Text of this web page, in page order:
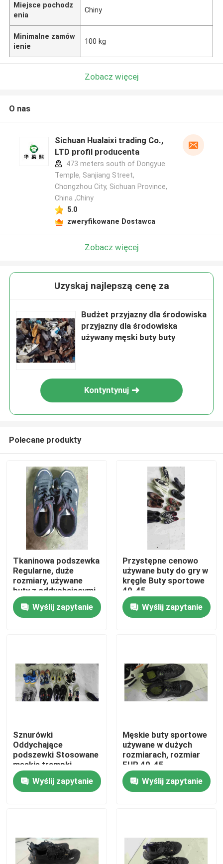
Dom
Produkty
O nas
Wycieczka po fabryce
Kontrola jakości
Skontaktuj się z nami
Podstawowa odzież dziecięca
Miejsce pochodz
enia
Chiny
Minimalne zamów
ienie
100 kg
Zobacz więcej
O nas
Sichuan Hualaixi trading Co.,
LTD profil producenta
473 meters south of Dongyue
Temple, Sanjiang Street,
Chongzhou City, Sichuan Province,
China ,Chiny
5.0
zweryfikowane Dostawca
Zobacz więcej
Uzyskaj najlepszą cenę za
Budżet przyjazny dla środowiska
przyjazny dla środowiska
używany męski buty buty
Kontyntynuj
Polecane produkty
Tkaninowa podszewka
Regularne, duże
rozmiary, używane
buty z oddychającymi
otworami,
antypoślizgowe
Wyślij zapytanie
Przystępne cenowo
używane buty do gry w
kręgle Buty sportowe
40-45
Wyślij zapytanie
Sznurówki
Oddychające
podszewki Stosowane
męskie trampki
Trenerki rozmiar 40+
Wyślij zapytanie
Męskie buty sportowe
używane w dużych
rozmiarach, rozmiar
EUR 40-45
Wyślij zapytanie